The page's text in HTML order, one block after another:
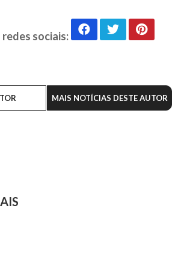
sociais:
MAIS NOTÍCIAS DESTE AUTOR